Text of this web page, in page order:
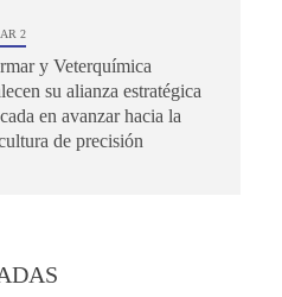
2
y Veterquímica
su alianza estratégica
en avanzar hacia la
de precisión